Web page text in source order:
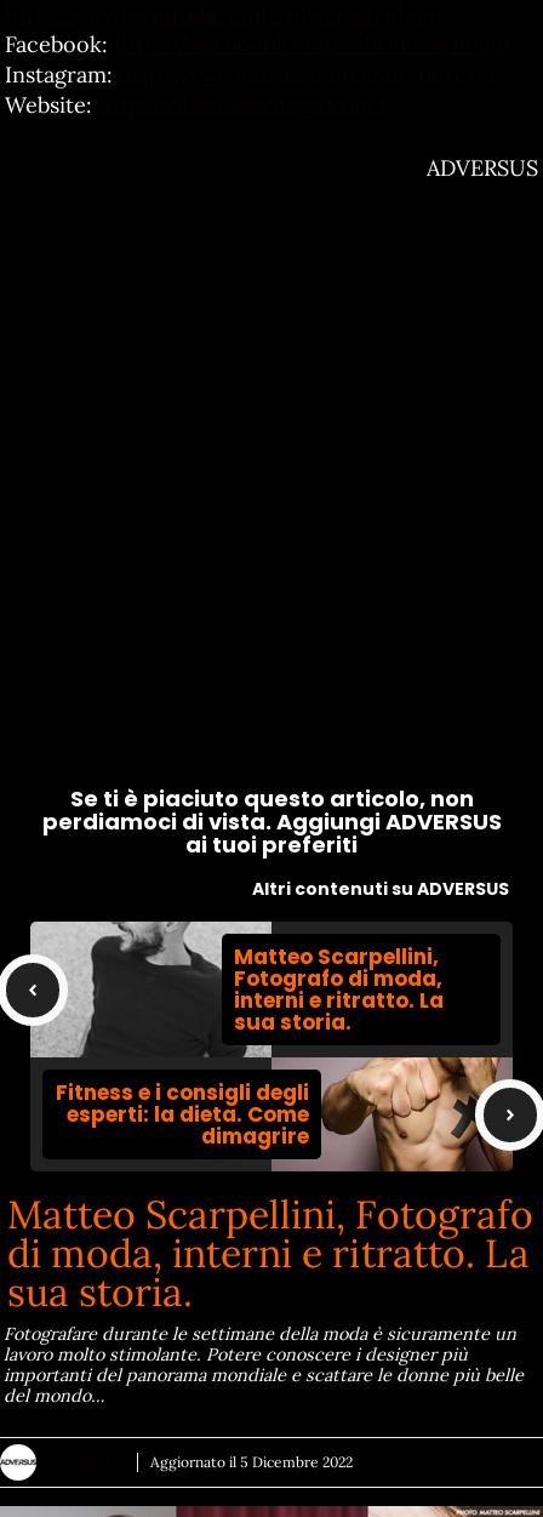
Facebook:
Instagram:
Website:
ADVERSUS
Se ti è piaciuto questo articolo, non
perdiamoci di vista. Aggiungi ADVERSUS
ai tuoi preferiti
Altri contenuti su ADVERSUS
Matteo Scarpellini,
Fotografo di moda,
interni e ritratto. La
sua storia.
Fitness e i consigli degli
esperti: la dieta. Come
dimagrire
Matteo Scarpellini, Fotografo
di moda, interni e ritratto. La
sua storia.
Fotografare durante le settimane della moda è sicuramente un
lavoro molto stimolante. Potere conoscere i designer più
importanti del panorama mondiale e scattare le donne più belle
del mondo…
Aggiornato il 5 Dicembre 2022